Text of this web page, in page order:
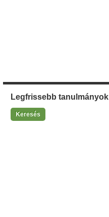
Legfrissebb tanulmányok
Keresés